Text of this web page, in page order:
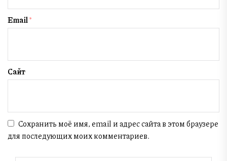
Email*
Сайт
Сохранить моё имя, email и адрес сайта в этом браузере
для последующих моих комментариев.